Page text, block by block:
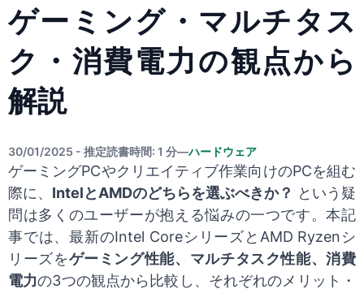
ゲーミング・マルチタス
ク・消費電力の観点から
解説
30/01/2025 - 推定読書時間: 1 分—ハードウェア
ゲーミングPCやクリエイティブ作業向けのPCを組む
際に、 IntelとAMDのどちらを選ぶべきか？ という疑
問は多くのユーザーが抱える悩みの一つです。本記
事では、最新のIntel CoreシリーズとAMD Ryzenシ
リーズをゲーミング性能、マルチタスク性能、消費
電力の3つの観点から比較し、それぞれのメリット・